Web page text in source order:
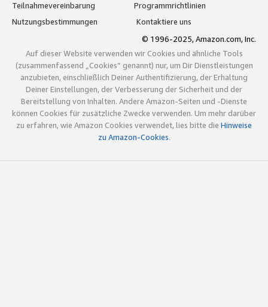
Teilnahmevereinbarung
Programmrichtlinien
Nutzungsbestimmungen
Kontaktiere uns
© 1996-2025, Amazon.com, Inc.
Auf dieser Website verwenden wir Cookies und ähnliche Tools
(zusammenfassend „Cookies“ genannt) nur, um Dir Dienstleistungen
anzubieten, einschließlich Deiner Authentifizierung, der Erhaltung
Deiner Einstellungen, der Verbesserung der Sicherheit und der
Bereitstellung von Inhalten. Andere Amazon-Seiten und -Dienste
können Cookies für zusätzliche Zwecke verwenden. Um mehr darüber
zu erfahren, wie Amazon Cookies verwendet, lies bitte die Hinweise
zu Amazon-Cookies.